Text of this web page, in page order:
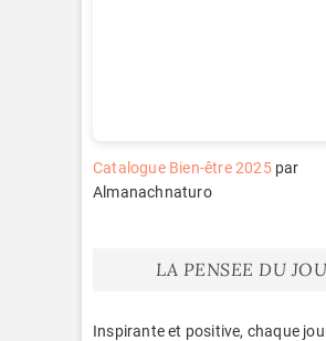
Catalogue Bien-être 2025par
Almanachnaturo
LA PENSEE DU
Inspirante et positive, chaque